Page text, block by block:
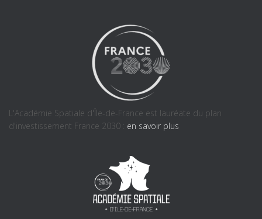
L'Académie Spatiale d'Île-de-France est lauréate du plan
d'investissement France 2030 : en savoir plus